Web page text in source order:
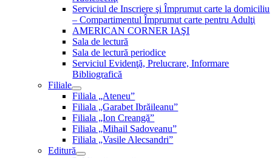
Serviciul de Inscriere şi Împrumut carte la domiciliu
– Compartimentul Împrumut carte pentru Adulţi
AMERICAN CORNER IAŞI
Sala de lectură
Sala de lectură periodice
Serviciul Evidenţă, Prelucrare, Informare
Bibliografică
Filiale
Filiala „Ateneu”
Filiala „Garabet Ibrăileanu”
Filiala „Ion Creangă”
Filiala „Mihail Sadoveanu”
Filiala „Vasile Alecsandri”
Editură